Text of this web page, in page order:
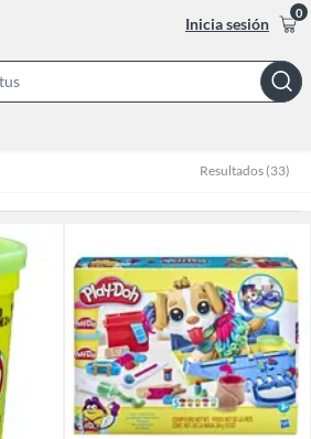
Inicia sesión
0
Bar
Resultados (33)